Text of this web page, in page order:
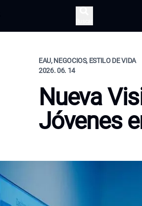
EAU, NEGOCIOS, ESTILO DE VIDA
2026. 06. 14
Nueva
Jóvenes